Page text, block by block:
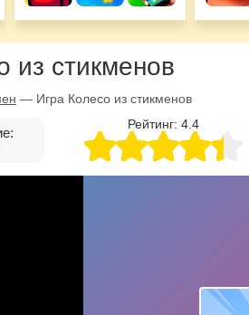
из стикменов
— Игра Колесо из стикменов
Рейтинг: 4.4